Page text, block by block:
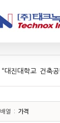
“대진대학교 건축
배열 : 가격